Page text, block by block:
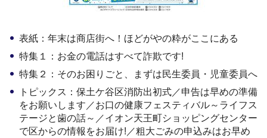
表紙：年末は商店街へ！ほどがやの粋がここにある
特集１：お金の電話はすべて詐欺です!
特集２：そのお困りごと、まずは民生委員・児童委員へ
トピックス：保土ケ谷区消防出初式／申告は早めの準備
をお願いします／お口の健康フェスティバル～ライフス
テージと歯の話～／イオン天王町ショッピングセンター
で区からの情報をお届け!／粗大ごみの申込みはお早め